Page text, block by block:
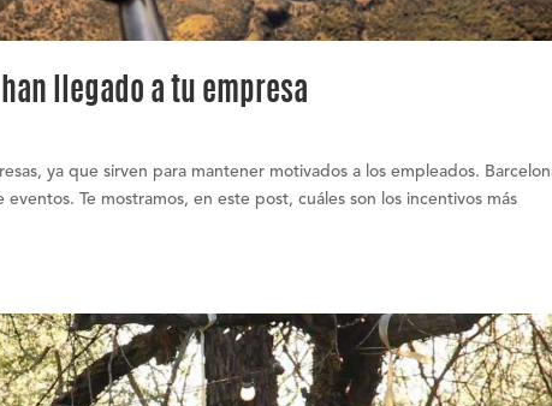
llegado a tu empresa
ya que sirven para mantener motivados a los empleados.
Te mostramos, en este post, cuáles son los incentivos más